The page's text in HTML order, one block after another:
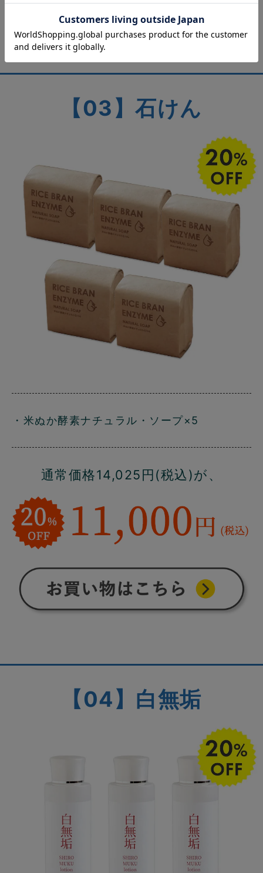
【03】石けん
・米ぬか酵素ナチュラル・ソープ×5
通常価格14,025円(税込)が、
【04】白無垢